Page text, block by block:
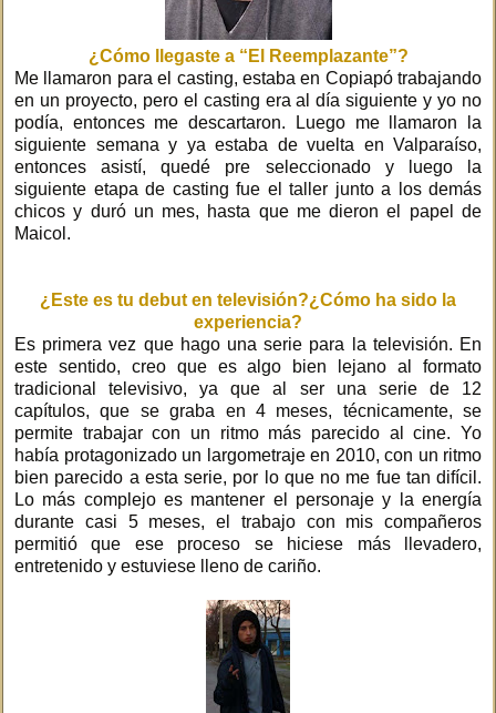
¿Cómo llegaste a “El Reemplazante”?
Me llamaron para el casting, estaba en Copiapó trabajando
en un proyecto, pero el casting era al día siguiente y yo no
podía, entonces me descartaron. Luego me llamaron la
siguiente semana y ya estaba de vuelta en Valparaíso,
entonces asistí, quedé pre seleccionado y luego la
siguiente etapa de casting fue el taller junto a los demás
chicos y duró un mes, hasta que me dieron el papel de
Maicol.
¿Este es tu debut en televisión?¿Cómo ha sido la
experiencia?
Es primera vez que hago una serie para la televisión. En
este sentido, creo que es algo bien lejano al formato
tradicional televisivo, ya que al ser una serie de 12
capítulos, que se graba en 4 meses, técnicamente, se
permite trabajar con un ritmo más parecido al cine. Yo
había protagonizado un largometraje en 2010, con un ritmo
bien parecido a esta serie, por lo que no me fue tan difícil.
Lo más complejo es mantener el personaje y la energía
durante casi 5 meses, el trabajo con mis compañeros
permitió que ese proceso se hiciese más llevadero,
entretenido y estuviese lleno de cariño.